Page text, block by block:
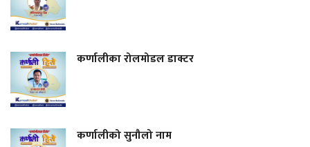
कर्णालीका रोलमोडल डाक्टर
कर्णालीको सुनौलो नाम